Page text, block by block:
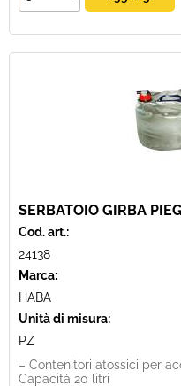
SERBATOIO GIRBA
Cod. art.:
24138
Marca:
HABA
Unità di misura:
PZ
– Contenitori atossici per
Capacità 20 litri